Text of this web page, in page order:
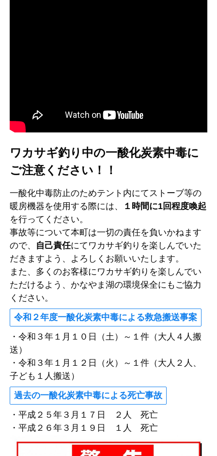
ワカサギ釣り中の一酸化炭素中毒に
ご注意ください！！
一酸化中毒防止のためテント内にてストーブ等の
暖房機器を使用する際には、
１時間に1回程度喚起
を行ってください。
事故等について本町は一切の責任を負いかねます
ので、 自己責任にてワカサギ釣りを楽しんでいた
だきますよう、よろしくお願いいたします。
また、多くのお客様にワカサギ釣りを楽しんでい
ただけるよう、かなやま湖の環境保全にもご協力
ください。
令和２年度一酸化炭素中毒による救急搬送事案
・令和３年１月１０日（土）～１件（大人４人搬
送）
・令和３年１月１２日（火）～１件（大人２人、
子ども１人搬送）
過去の一酸化炭素中毒による死亡事故
・平成２５年３月１７日 ２人 死亡
・平成２６年３月１９日 １人 死亡